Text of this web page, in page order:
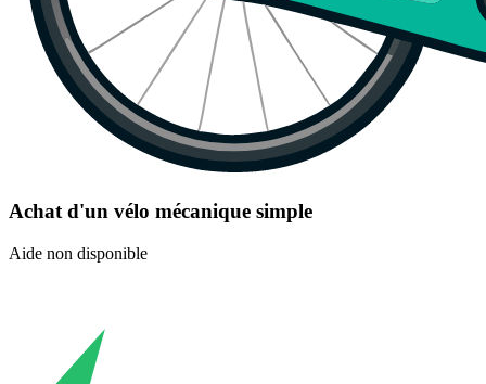
Achat d'un vélo mécanique simple
Aide non disponible